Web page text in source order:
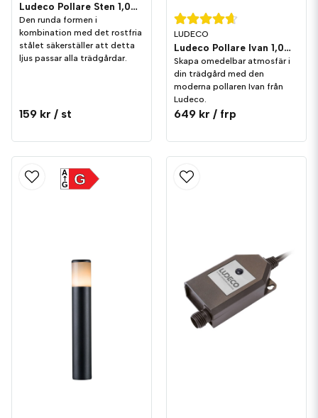
Ludeco Pollare Sten 1,0W 90lm IP44
Den runda formen i
kombination med det rostfria
stålet säkerställer att detta
ljus passar alla trädgårdar.
159 kr / st
LUDECO
Ludeco Pollare Ivan 1,0W 90lm IP44 3-pack
Skapa omedelbar atmosfär i
din trädgård med den
moderna pollaren Ivan från
Ludeco.
649 kr / frp
G
A
G